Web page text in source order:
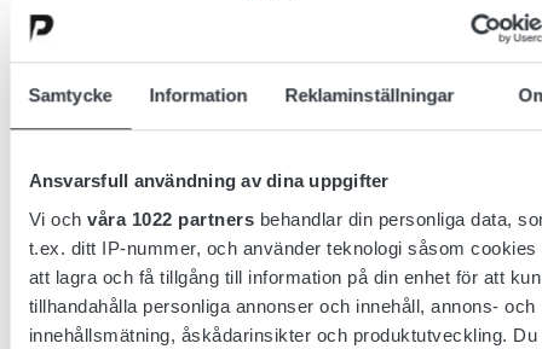
Samtycke Information Reklaminställningar
Ansvarsfull användning av dina uppgifter
Vi och våra 1022 partnersbehandlar din personliga data,
t.ex. ditt IP-nummer, och använder teknologi såsom cookies
att lagra och få tillgång till information på din enhet för att
tillhandahålla personliga annonser och innehåll, annons- och
innehållsmätning, åskådarinsikter och produktutveckling. Du
• Intern expertis med erfarna ingenjörer som